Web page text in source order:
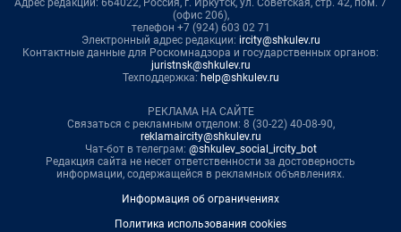
Адрес редакции: 664022, Россия, г. Иркутск, ул. Советская, стр. 42, пом. 7
(офис 206),
телефон +7 (924) 603 02 71
Электронный адрес редакции: ircity@shkulev.ru
Контактные данные для Роскомнадзора и государственных органов:
juristnsk@shkulev.ru
Техподдержка: help@shkulev.ru
РЕКЛАМА НА САЙТЕ
Связаться с рекламным отделом: 8 (30-22) 40-08-90,
reklamaircity@shkulev.ru
Чат-бот в телеграм: @shkulev_social_ircity_bot
Редакция сайта не несет ответственности за достоверность
информации, содержащейся в рекламных объявлениях.
Информация об ограничениях
Политика использования cookies